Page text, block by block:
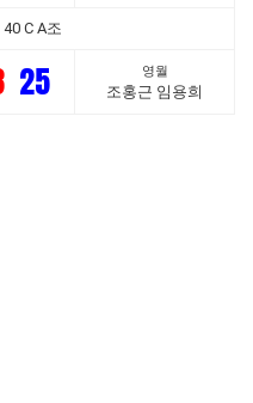
C A조
25 영월
조홍근 임용희